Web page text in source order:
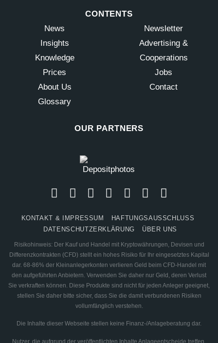
CONTENTS
News
Insights
Knowledge
Prices
About Us
Glossary
Newsletter
Advertising &
Cooperations
Jobs
Contact
OUR PARTNERS
KONTAKT & IMPRESSUM
HAFTUNGSAUSSCHLUSS
DATENSCHUTZERKLÄRUNG
ÜBER UNS
Risikohinweis: Der Kauf und Handel mit Kryptowährungen, Devisen und
Differenzkontrakten (CFD) stellt ein hohes Risiko für Ihr eingesetztes Kapital
dar. 68-86% der Kleinanlegerkonten verlieren Geld beim CFD-Handel mit
den aufgeführten Anbietern. Verwenden Sie daher nur Geld, deren Verlust
Sie verkraften können. Diese Produkte sind nicht für jeden Anleger geeignet,
stellen Sie daher bitte sicher, dass Sie die damit verbundenen Risiken
vollumfänglich verstehen.
Die Inhalte dieser Webseite stellen keine Finanz-/Anlageberatung dar.
Nutzer, die aufgrund der veröffentlichten Inhalte Anlageentscheide treffen,